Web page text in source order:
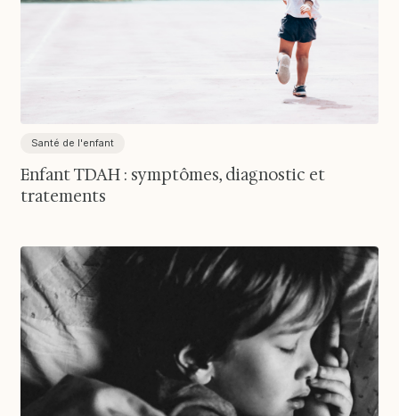
Santé de l'enfant
Enfant TDAH : symptômes, diagnostic et
tratements